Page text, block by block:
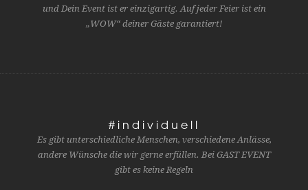
und Dein Event ist er einzigartig. Auf jeder Feier ist ein
„WOW“ deiner Gäste garantiert!
#individuell
Es gibt unterschiedliche Menschen, verschiedene Anlässe,
andere Wünsche die wir gerne erfüllen. Bei GAST EVENT
gibt es keine Regeln